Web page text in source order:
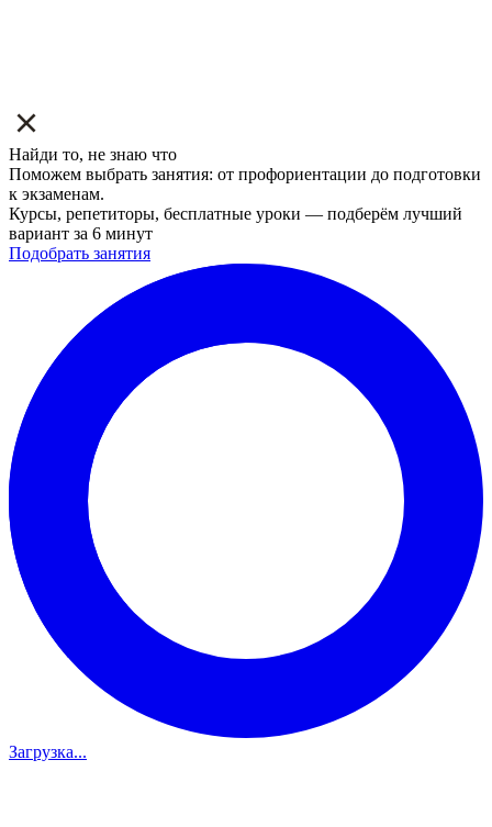
Найди то, не знаю что
Поможем выбрать занятия: от профориентации до подготовки
к экзаменам.
Курсы, репетиторы, бесплатные уроки — подберём лучший
вариант за 6 минут
Подобрать занятия
Загрузка...